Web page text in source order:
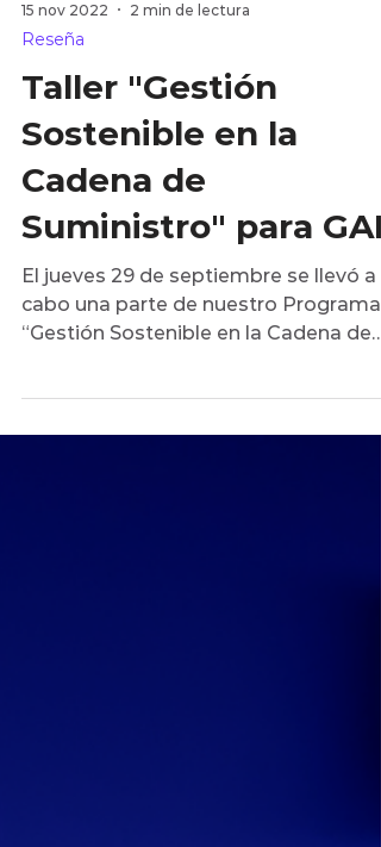
2 min de lectura
Reseña
Taller "Gestión
Sostenible en la
Cadena de
Suministro" para GAP
El jueves 29 de septiembre se llevó a
“Gestión Sostenible en la Cadena de